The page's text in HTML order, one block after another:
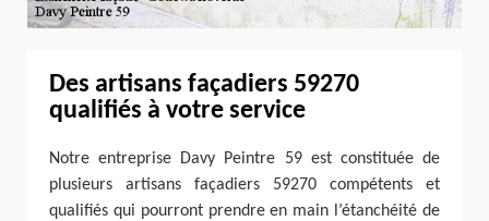
Des artisans façadiers 59270
qualifiés à votre service
Notre entreprise Davy Peintre 59 est constituée de
plusieurs artisans façadiers 59270 compétents et
qualifiés qui pourront prendre en main l’étanchéité de